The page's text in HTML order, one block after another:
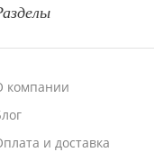
компании
и доставка